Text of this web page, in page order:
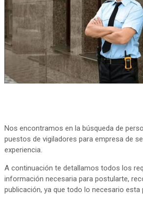
Nos encontramos en la búsqueda de
puestos de vigiladores para empresa de
experiencia.
A continuación te detallamos todos los
información necesaria para postularte,
publicación, ya que todo lo necesario esta